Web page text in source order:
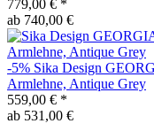
779,00 € *
ab 740,00 €
-5% Sika Design
Armlehne, Antique Grey
559,00 € *
ab 531,00 €